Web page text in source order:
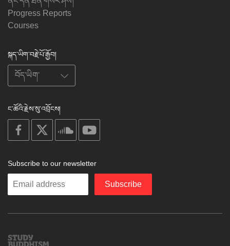
Progress Reports
Courses
སྐད་ཡིག་བརྗེ་པོ་རྒྱོབ།
ང་ཚོའི་རྗེས་སུ་འབྲོངས།
on
facebook
soundcloud
Subscribe to our newsletter
Enter
Subscribe
Study